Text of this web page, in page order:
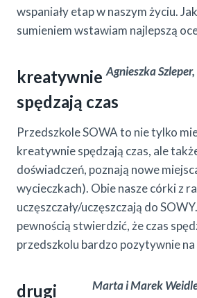
wspaniały etap w naszym życiu.
sumieniem wstawiam najlepszą
Agnieszka
kreatywnie
spędzają czas
Przedszkole SOWA to nie tylko
kreatywnie spędzają czas, ale
doświadczeń, poznają nowe
wycieczkach). Obie nasze córki z
uczęszczały/uczęszczają do
pewnością stwierdzić, że czas
przedszkolu bardzo pozytywnie na
Marta i Marek
drugi